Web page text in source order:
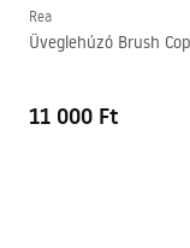
Nyomásszabályozás
Anti-Calc rendszer
A vízcsatlakozások
Rea
Üveglehúzó Brush
11 000 Ft